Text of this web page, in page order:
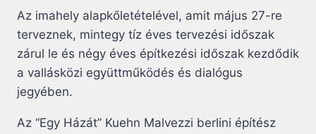
Az imahely alapkőletételével, amit május 27-re
terveznek, mintegy tíz éves tervezési időszak
zárul le és négy éves építkezési időszak kezdődik
a vallásközi együttműködés és dialógus
jegyében.
Az “Egy Házát” Kuehn Malvezzi berlini építész